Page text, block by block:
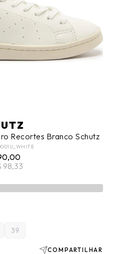
Recortes Branco Schutz
98,33
39
COMPARTILHAR